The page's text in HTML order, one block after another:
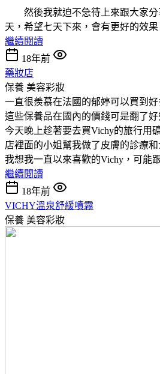
然後我就迫不急待上來跟大家分
天，希望七天下來，會有更好的效果
繼續閱讀
18年前
藥妝店
保養 美容彩妝
一直很羨慕在法國的郁婷可以買到好
這些保養品在國內的價錢可是翻了好
今天晚上趁著要去買Vichy的旅行用
店裡面的小姐幫我做了皮膚的診療
我想我一直以來喜歡的Vichy，可能
繼續閱讀
18年前
VICHY溫泉舒緩噴霧
保養 美容彩妝